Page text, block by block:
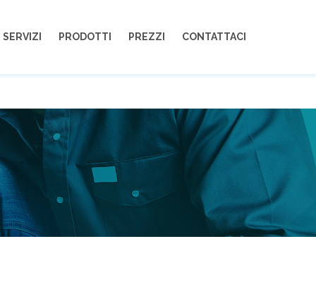
SERVIZI PRODOTTI PREZZI CONTATTACI